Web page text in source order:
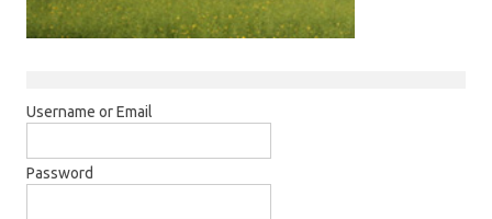
Username or Email
Password